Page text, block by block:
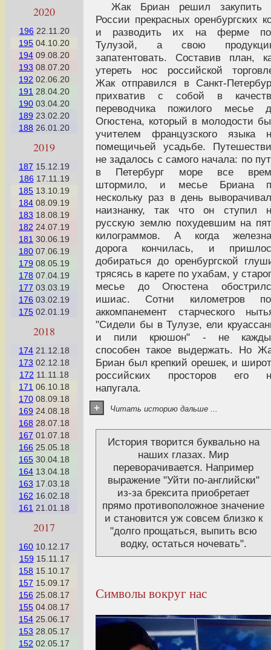
2020
196 22.11.20
195 04.10.20
194 09.08.20
193 08.07.20
192 02.06.20
191 28.04.20
190 03.04.20
189 23.02.20
188 26.01.20
2019
187 15.12.19
186 17.11.19
185 13.10.19
184 08.09.19
183 18.08.19
182 24.07.19
181 30.06.19
180 07.06.19
179 08.05.19
178 07.04.19
177 03.03.19
176 03.02.19
175 02.01.19
2018
174 21.12.18
173 02.12.18
172 11.11.18
171 06.10.18
170 08.09.18
169 24.08.18
168 28.07.18
167 01.07.18
166 25.05.18
165 30.04.18
164 13.04.18
163 17.03.18
162 16.02.18
161 21.01.18
2017
160 10.12.17
159 15.11.17
158 15.10.17
157 15.09.17
156 25.08.17
155 04.08.17
154 25.06.17
153 28.05.17
152 02.05.17
Жак Бриан решил закупить
России прекрасных оренбургских
и разводить их на ферме
Тулузой, а свою
запатентовать. Составив план,
утереть нос российской
Жак отправился в Санкт-
прихватив с собой в
переводчика пожилого месье
Огюстена, который в молодости
учителем французского языка
помещичьей усадьбе.
не задалось с самого начала: по
в Петербург море все
штормило, и месье Бриана
нескольку раз в день
наизнанку, так что он ступил
русскую землю похудевшим на
килограммов. А когда
дорога кончилась, и
добираться до оренбургской
трясясь в карете по ухабам, у
месье до Огюстена
ишиас. Сотни километров
аккомпанемент старческого
"Сидели бы в Тулузе, ели
и пили крюшон" - не
способен такое выдержать. Но
Бриан был крепкий орешек, и
российских просторов его
напугала.
+
Читать историю дальше ...
История творится буквально на
наших глазах. Мир
переворачивается. Например
выражение "Уйти по-английски"
из-за брексита приобретает
прямо противоположное значение
и становится уж совсем близко к
"долго прощаться, выпить всю
водку, остаться ночевать".
Символы вокруг нас